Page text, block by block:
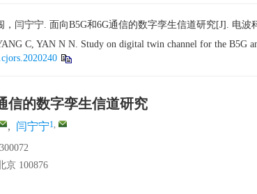
，闫宁宁. 面向B5G和6G通信的数字孪生信道研究[J]. 电波
C, YAN N N. Study on digital twin channel for the B5G
信的数字孪生信道研究
, 闫宁宁1,
京 100876